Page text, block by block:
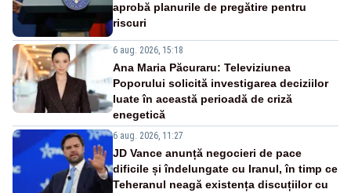
aprobă planurile de pregătire pentru
riscuri
6 aug. 2026, 15:18
Ana Maria Păcuraru: Televiziunea
Poporului solicită investigarea deciziilor
luate în această perioadă de criză
enegetică
6 aug. 2026, 11:27
JD Vance anunță negocieri de pace
dificile și îndelungate cu Iranul, în timp ce
Teheranul neagă existența discuțiilor cu